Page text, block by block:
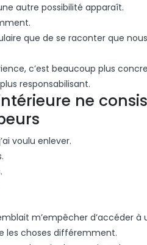
autre possibilité apparaît.
que de se raconter que
c’est beaucoup plus
responsabilisant.
ne
voulu enlever.
m’empêcher d’accéder
les choses différemment.